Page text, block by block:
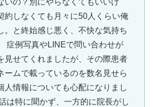
いの？別にやらなくてもいいけ
約しなくても月々に50人くらい俺
。と終始感じ悪く、不快な気持ち
症例写真やLINEで問い合わせが
見せてくれましたが、その際患者
ームで載っているのを数名見せら
人情報についても心配になりまし
は特に聞かず、一方的に院長がし